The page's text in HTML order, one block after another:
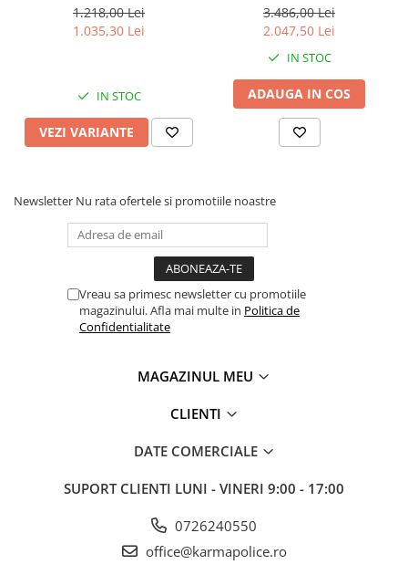
1.218,00 Lei
1.035,30 Lei
IN STOC
VEZI VARIANTE
3.486,00 Lei
2.047,50 Lei
IN STOC
ADAUGA IN COS
Newsletter Nu rata ofertele si promotiile noastre
Vreau sa primesc newsletter cu promotiile
magazinului. Afla mai multe in Politica de
Confidentialitate
MAGAZINUL MEU
CLIENTI
DATE COMERCIALE
SUPORT CLIENTI LUNI - VINERI 9:00 - 17:00
0726240550
office@karmapolice.ro